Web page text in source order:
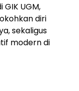
UGM,
diri
sekaligus
modern di